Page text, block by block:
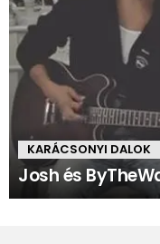
KARÁCSONYI DALOK
Josh és